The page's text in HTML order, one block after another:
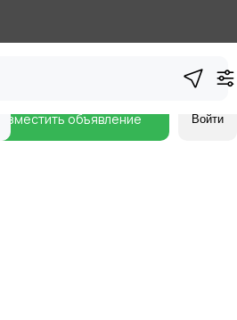
Разместить объявление Войти